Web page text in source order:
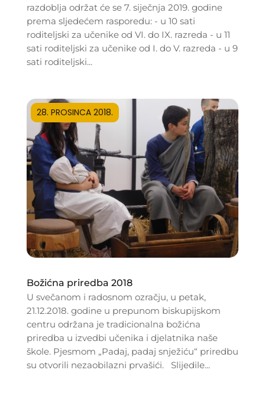
razdoblja održat će se 7. siječnja 2019. godine
prema sljedećem rasporedu: - u 10 sati
roditeljski za učenike od VI. do IX. razreda - u 11
sati roditeljski za učenike od I. do V. razreda - u 9
sati roditeljski...
Božićna priredba 2018
28. PROSINCA 2018.
U svečanom i radosnom ozračju, u petak,
21.12.2018. godine u prepunom biskupijskom
centru održana je tradicionalna božićna
priredba u izvedbi učenika i djelatnika naše
škole. Pjesmom „Padaj, padaj snježiću“ priredbu
su otvorili nezaobilazni prvašići. Slijedile...